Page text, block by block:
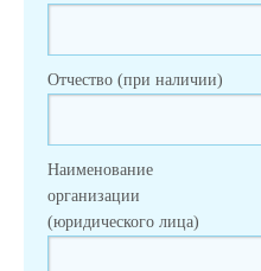
Отчество (при наличии)
Наименование
организации
(юридического лица)